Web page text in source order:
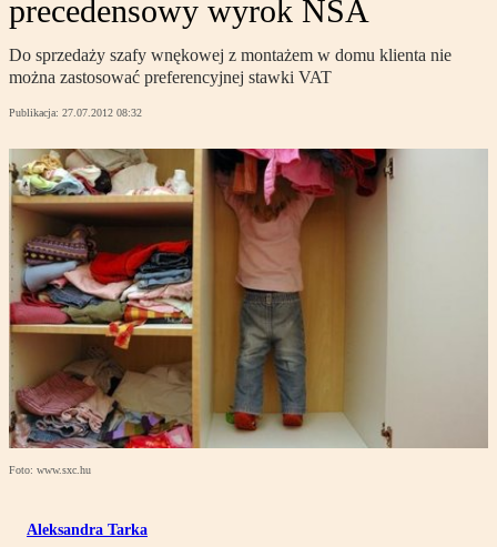
precedensowy wyrok NSA
Do sprzedaży szafy wnękowej z montażem w domu klienta nie
można zastosować preferencyjnej stawki VAT
Publikacja: 27.07.2012 08:32
Foto: www.sxc.hu
Aleksandra Tarka